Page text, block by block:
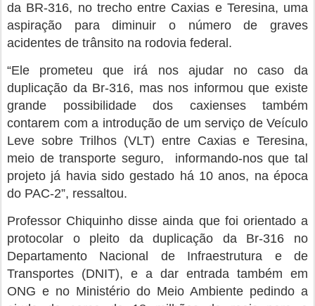
da BR-316, no trecho entre Caxias e Teresina, uma
aspiração para diminuir o número de graves
acidentes de trânsito na rodovia federal.
“Ele prometeu que irá nos ajudar no caso da
duplicação da Br-316, mas nos informou que existe
grande possibilidade dos caxienses também
contarem com a introdução de um serviço de Veículo
Leve sobre Trilhos (VLT) entre Caxias e Teresina,
meio de transporte seguro, informando-nos que tal
projeto já havia sido gestado há 10 anos, na época
do PAC-2”, ressaltou.
Professor Chiquinho disse ainda que foi orientado a
protocolar o pleito da duplicação da Br-316 no
Departamento Nacional de Infraestrutura e de
Transportes (DNIT), e a dar entrada também em
ONG e no Ministério do Meio Ambiente pedindo a